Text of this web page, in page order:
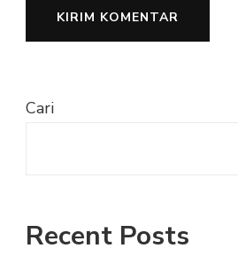
Cari
Recent Posts